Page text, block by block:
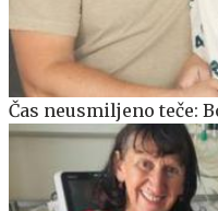
Čas neusmiljeno teče: